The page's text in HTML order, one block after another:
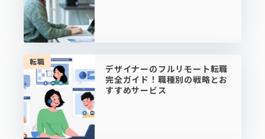
転職
デザイナーのフルリモート転職
完全ガイド！職種別の戦略とお
すすめサービス